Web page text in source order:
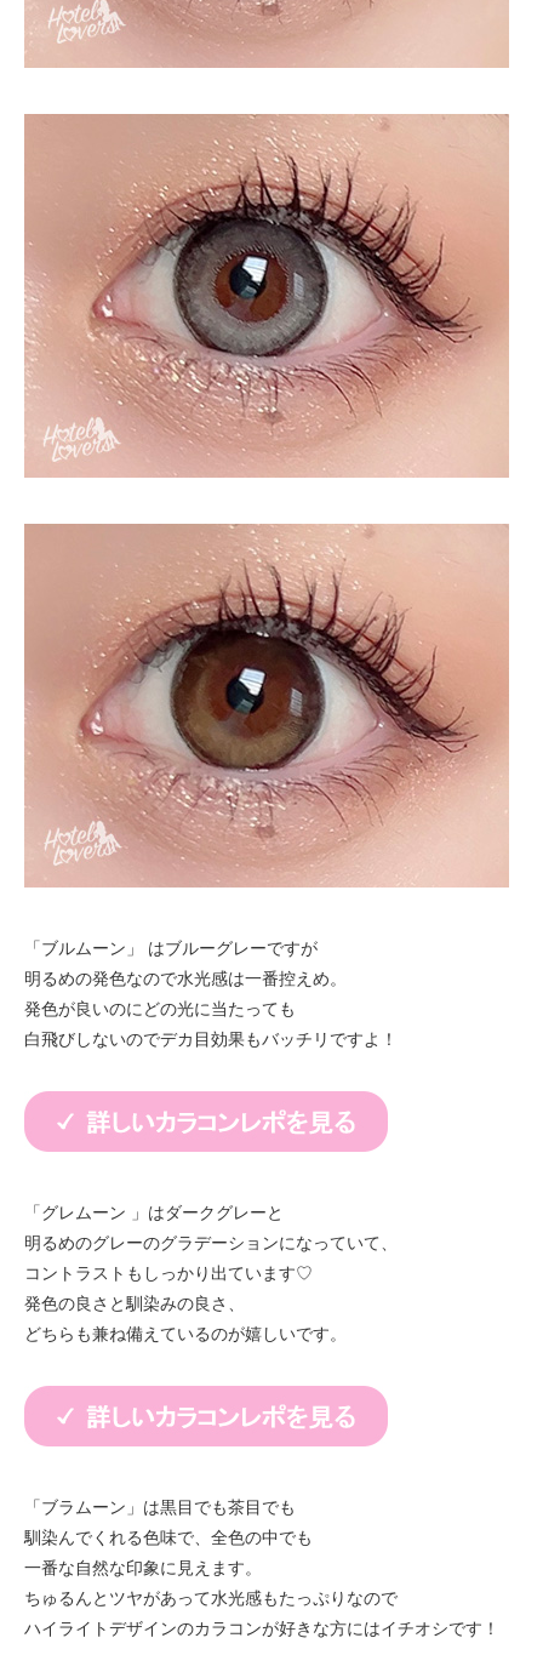
「ブルムーン」 はブルーグレーですが
明るめの発色なので水光感は一番控えめ。
発色が良いのにどの光に当たっても
白飛びしないのでデカ目効果もバッチリですよ！
「グレムーン 」はダークグレーと
明るめのグレーのグラデーションになっていて、
コントラストもしっかり出ています♡
発色の良さと馴染みの良さ、
どちらも兼ね備えているのが嬉しいです。
「ブラムーン」は黒目でも茶目でも
馴染んでくれる色味で、全色の中でも
一番な自然な印象に見えます。
ちゅるんとツヤがあって水光感もたっぷりなので
ハイライトデザインのカラコンが好きな方にはイチオシです！